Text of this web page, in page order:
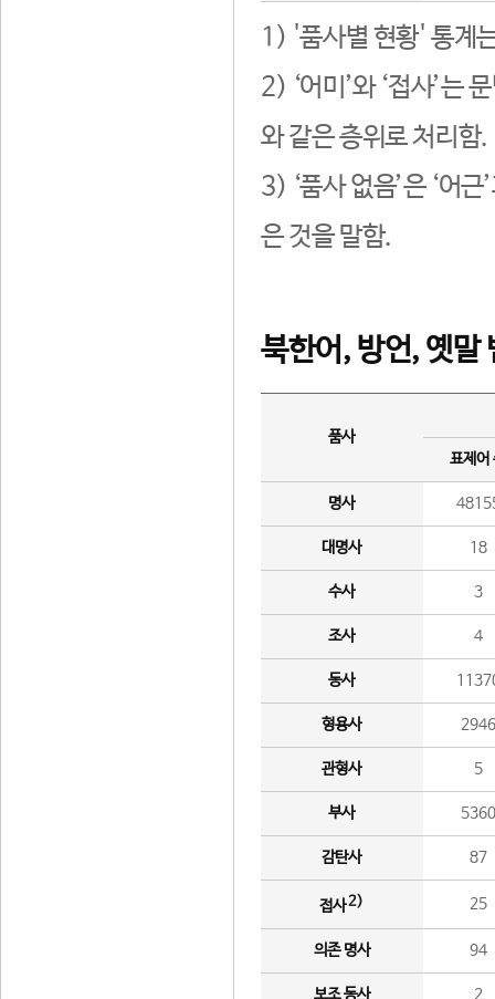
1) '품사별 현황' 통계
2) ‘어미’와 ‘접사’는
와 같은 층위로 처리함.
3) ‘품사 없음’은 ‘어
은 것을 말함.
북한어, 방언, 옛말
품사
표제어
명사
대명사 18
수사 3
조사 4
동사
형용사 2946
관형사 5
부사 5360
감탄사 87
접사2) 25
의존 명사 94
보조 동사 2